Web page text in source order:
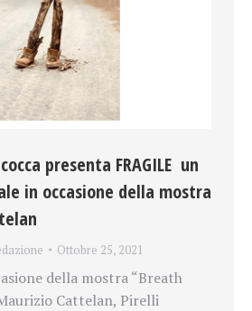
presenta FRAGILE un
in occasione della mostra
Ottobre 25, 2021
della mostra “Breath
Cattelan, Pirelli